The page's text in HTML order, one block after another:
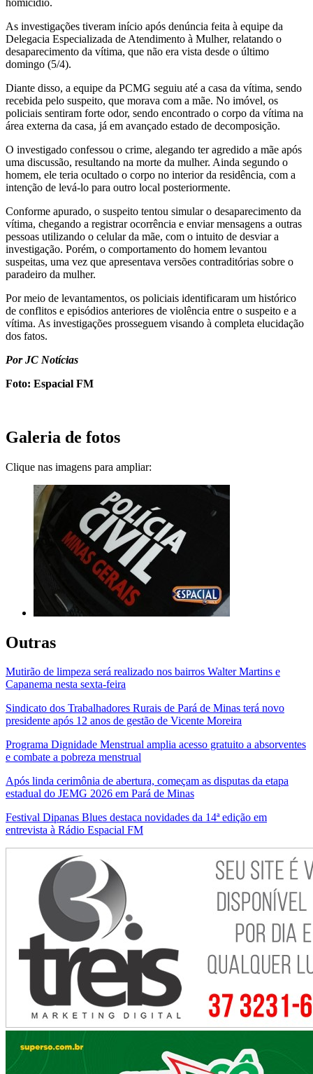
As investigações tiveram início após denúncia feita à equipe da
Delegacia Especializada de Atendimento à Mulher, relatando o
desaparecimento da vítima, que não era vista desde o último
domingo (5/4).
Diante disso, a equipe da PCMG seguiu até a casa da vítima, sendo
recebida pelo suspeito, que morava com a mãe. No imóvel, os
policiais sentiram forte odor, sendo encontrado o corpo da vítima na
área externa da casa, já em avançado estado de decomposição.
O investigado confessou o crime, alegando ter agredido a mãe após
uma discussão, resultando na morte da mulher. Ainda segundo o
homem, ele teria ocultado o corpo no interior da residência, com a
intenção de levá-lo para outro local posteriormente.
Conforme apurado, o suspeito tentou simular o desaparecimento da
vítima, chegando a registrar ocorrência e enviar mensagens a outras
pessoas utilizando o celular da mãe, com o intuito de desviar a
investigação. Porém, o comportamento do homem levantou
suspeitas, uma vez que apresentava versões contraditórias sobre o
paradeiro da mulher.
Por meio de levantamentos, os policiais identificaram um histórico
de conflitos e episódios anteriores de violência entre o suspeito e a
vítima. As investigações prosseguem visando à completa elucidação
dos fatos.
Por JC Notícias
Foto: Espacial FM
Galeria de fotos
Clique nas imagens para ampliar:
Outras
Mutirão de limpeza será realizado nos bairros Walter Martins e
Capanema nesta sexta-feira
Sindicato dos Trabalhadores Rurais de Pará de Minas terá novo
presidente após 12 anos de gestão de Vicente Moreira
Programa Dignidade Menstrual amplia acesso gratuito a absorventes
e combate a pobreza menstrual
Após linda cerimônia de abertura, começam as disputas da etapa
estadual do JEMG 2026 em Pará de Minas
Festival Dipanas Blues destaca novidades da 14ª edição em
entrevista à Rádio Espacial FM